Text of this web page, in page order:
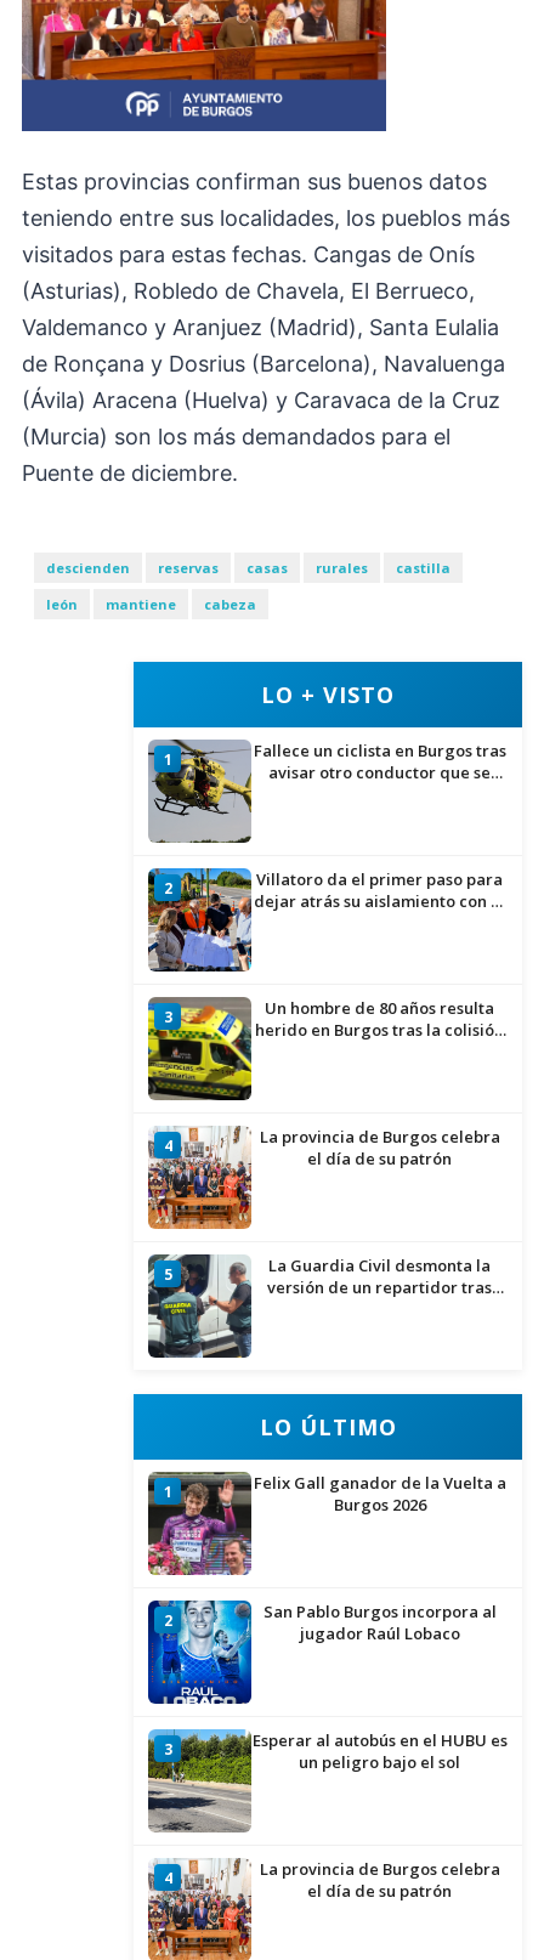
Estas provincias confirman sus buenos datos
teniendo entre sus localidades, los pueblos más
visitados para estas fechas. Cangas de Onís
(Asturias), Robledo de Chavela, El Berrueco,
Valdemanco y Aranjuez (Madrid), Santa Eulalia
de Ronçana y Dosrius (Barcelona), Navaluenga
(Ávila) Aracena (Huelva) y Caravaca de la Cruz
(Murcia) son los más demandados para el
Puente de diciembre.
descienden reservas casas rurales
castilla
león
mantiene cabeza
LO + VISTO
1
Fallece un ciclista en Burgos tras
avisar otro conductor que se
2
Villatoro da el primer paso para
dejar atrás su aislamiento con el
3
Un hombre de 80 años resulta
herido en Burgos tras la colisión
4
La provincia de Burgos celebra
el día de su patrón
5
La Guardia Civil desmonta la
versión de un repartidor tras
LO ÚLTIMO
1
Felix Gall ganador de la Vuelta a
Burgos 2026
2
San Pablo Burgos incorpora al
jugador Raúl Lobaco
3
Esperar al autobús en el HUBU es
un peligro bajo el sol
4
La provincia de Burgos celebra
el día de su patrón